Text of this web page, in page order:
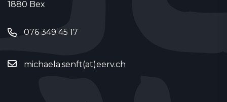
1880 Bex
076 349 45 17
michaela.senft(at)eerv.ch